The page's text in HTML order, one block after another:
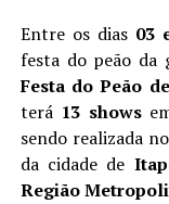
Entre os dias 03
festa do peão da
Festa do Peão
terá 13 shows
sendo realizada no
da cidade de
Região